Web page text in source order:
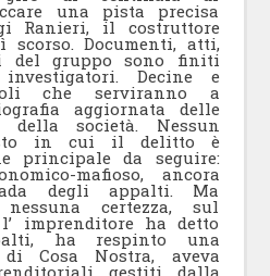
una pista precisa
Ranieri, il costruttore
scorso. Documenti, atti,
del gruppo sono finiti
Decine e
che serviranno a
aggiornata delle
società. Nessun
in cui il delitto è
principale da seguire:
mafioso, ancora
degli appalti. Ma
certezza, sul
imprenditore ha detto
ha respinto una
Cosa Nostra, aveva